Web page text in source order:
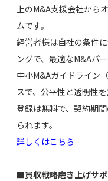
上のM&A支援会社から
ムです。
経営者様は自社の条件
ングで、最適なM&Aパ
中小M&Aガイドライン
スで、公平性と透明性を
登録は無料で、契約期
られます。
詳しくはこちら
■買収戦略磨き上げサ